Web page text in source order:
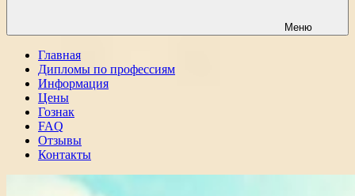
Меню
Главная
Дипломы по профессиям
Информация
Цены
Гознак
FAQ
Отзывы
Контакты